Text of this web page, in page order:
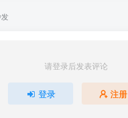
请登录后发表评论
登录 注册